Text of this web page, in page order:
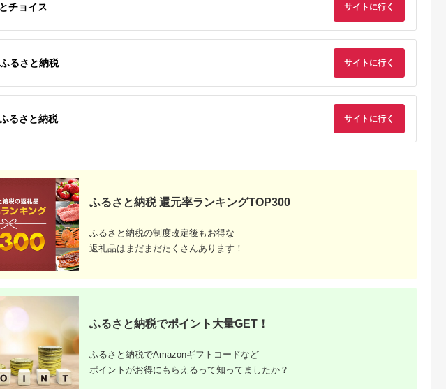
三重県 多気町
ンランショップ・ジャ
パンが監修したはじめ
HACIENDA VISON ハ
シェンダ ヴィソン マ
ケット ホテル宿泊券
寄付金額:300,000
たらコレ！ ひがしい
ず 満喫 宿泊 補助
宿泊クーポン券 3,000
円分 あしずり温泉郷
県 土佐清水市
【ふるさと納税】【糸
満市】しろくまツアー
で利用可能なWEB旅
行クーポン(6万円分）
円
群馬県 桐生市
桐生カントリークラ
使えるゴルフ利用券
(4,000円相当)
寄付金額:
【2026年最新】ふるさと納
｜旅行券・食事券・商品券
を比較
チョイス サイトに行く
るさと納税 サイトに行く
るさと納税 サイトに行く
ふるさと納税 還元率ランキングTOP300
ふるさと納税の制度改定後もお得な
返礼品はまだまだたくさんあります！
ふるさと納税でポイント大量GET！
ふるさと納税でAmazonギフトコードなど
ポイントがお得にもらえるって知ってましたか？